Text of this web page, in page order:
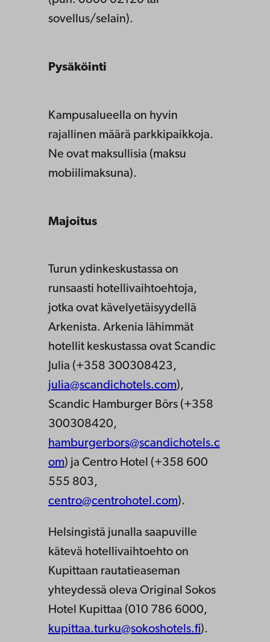
sovellus/selain).
Pysäköinti
Kampusalueella on hyvin
rajallinen määrä parkkipaikkoja.
Ne ovat maksullisia (maksu
mobiilimaksuna).
Majoitus
Turun ydinkeskustassa on
runsaasti hotellivaihtoehtoja,
jotka ovat kävelyetäisyydellä
Arkenista. Arkenia lähimmät
hotellit keskustassa ovat Scandic
Julia (+358 300308423,
julia@scandichotels.com),
Scandic Hamburger Börs (+358
300308420,
hamburgerbors@scandichotels.c
om) ja Centro Hotel (+358 600
555 803,
centro@centrohotel.com).
Helsingistä junalla saapuville
kätevä hotellivaihtoehto on
Kupittaan rautatieaseman
yhteydessä oleva Original Sokos
Hotel Kupittaa (010 786 6000,
kupittaa.turku@sokoshotels.fi).